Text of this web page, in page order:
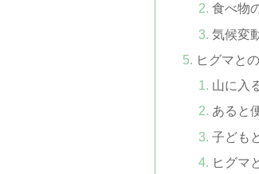
食べ物
気候変
ヒグマと
山に入
あると
子ども
ヒグマ